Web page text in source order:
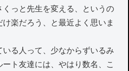
くっと先生を変える、というの
楽だろう、と最近よく思いま
る人って、少なからずいるみ
ト友達には、やはり数名、こ